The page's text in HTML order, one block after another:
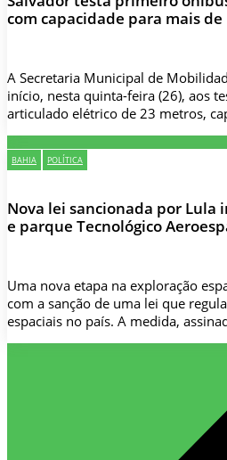
com capacidade para mais de
A Secretaria Municipal de
início, nesta quinta-feira (26), aos
articulado elétrico de 23 metros,
BAHIA POLÍTICA
Nova lei sancionada por Lula
e parque Tecnológico
Uma nova etapa na exploração
com a sanção de uma lei que
espaciais no país. A medida,